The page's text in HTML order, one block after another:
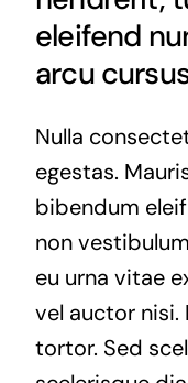
eleifend
arcu
Nulla
egestas.
bibendum
non
eu urna vitae
vel auctor nisi.
tortor. Sed